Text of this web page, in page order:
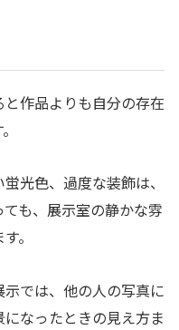
作品よりも自分の存在
光色、過度な装飾は、
も、展示室の静かな雰
。
では、他の人の写真に
なったときの見え方ま